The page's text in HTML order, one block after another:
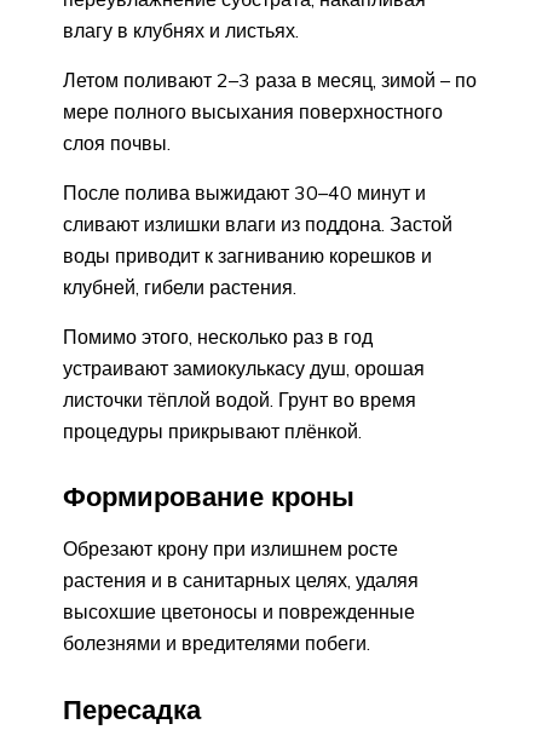
влагу в клубнях и листьях.
Летом поливают 2–3 раза в месяц, зимой – по
мере полного высыхания поверхностного
слоя почвы.
После полива выжидают 30–40 минут и
сливают излишки влаги из поддона. Застой
воды приводит к загниванию корешков и
клубней, гибели растения.
Помимо этого, несколько раз в год
устраивают замиокулькасу душ, орошая
листочки тёплой водой. Грунт во время
процедуры прикрывают плёнкой.
Формирование кроны
Обрезают крону при излишнем росте
растения и в санитарных целях, удаляя
высохшие цветоносы и поврежденные
болезнями и вредителями побеги.
Пересадка